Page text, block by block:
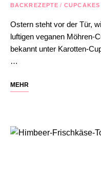
BACKREZEPTE / CUPCAKES
Ostern steht vor der Tür,
luftigen veganen Möhren-
bekannt unter Karotten-
…
MEHR